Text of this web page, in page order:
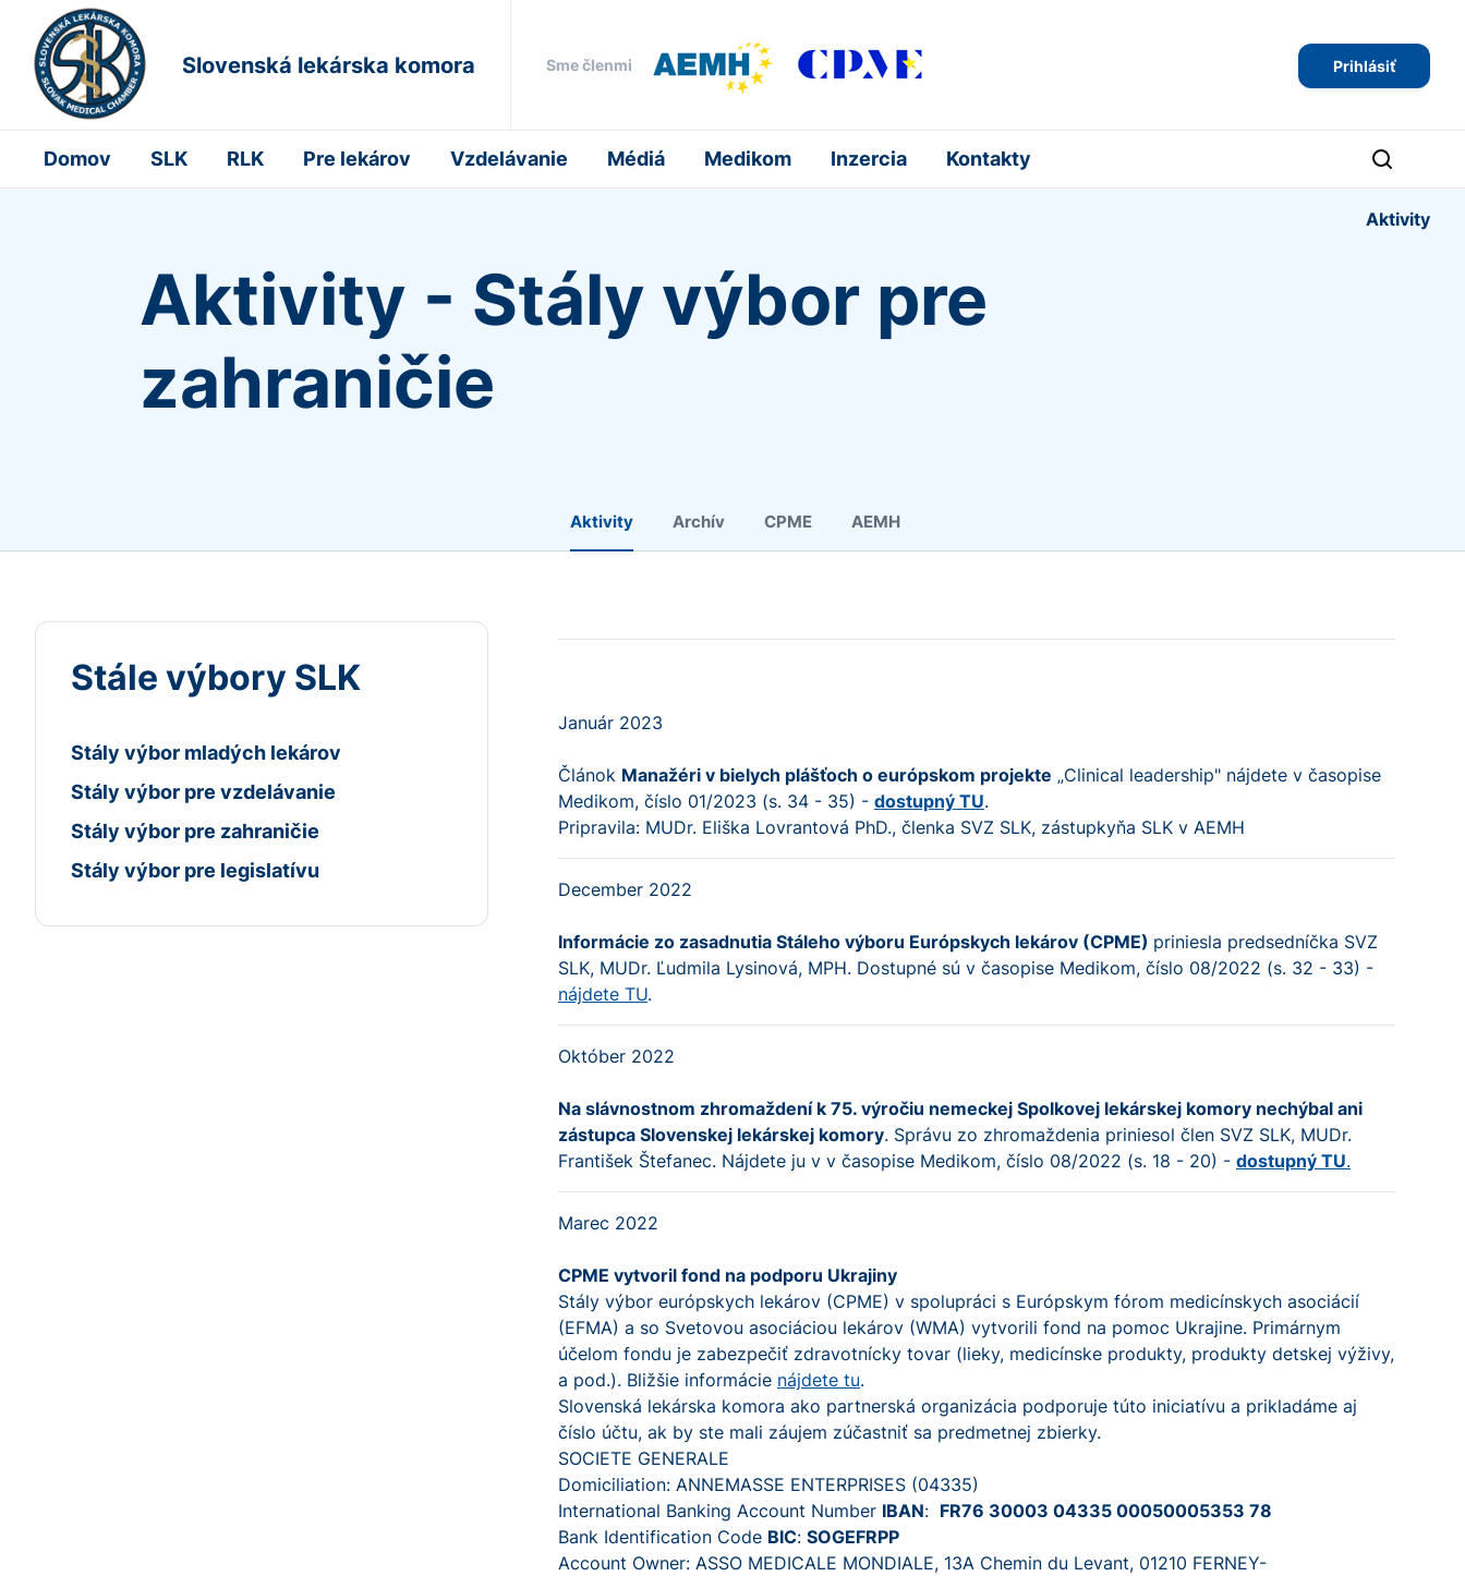
Slovenská lekárska komora Sme členmi Prihlásiť
Domov SLK RLK Pre lekárov Vzdelávanie Médiá Medikom Inzercia Kontakty
Aktivity
Aktivity - Stály výbor pre
zahraničie
Aktivity Archív CPME AEMH
Stále výbory SLK
Stály výbor mladých lekárov
Stály výbor pre vzdelávanie
Stály výbor pre zahraničie
Stály výbor pre legislatívu
Január 2023
Článok Manažéri v bielych plášťoch o európskom projekte „Clinical leadership" nájdete v časopise
Medikom, číslo 01/2023 (s. 34 - 35) - dostupný TU.
Pripravila: MUDr. Eliška Lovrantová PhD., členka SVZ SLK, zástupkyňa SLK v AEMH
December 2022
Informácie zo zasadnutia Stáleho výboru Európskych lekárov (CPME) priniesla predsedníčka SVZ
SLK, MUDr. Ľudmila Lysinová, MPH. Dostupné sú v časopise Medikom, číslo 08/2022 (s. 32 - 33) -
nájdete TU.
Október 2022
Na slávnostnom zhromaždení k 75. výročiu nemeckej Spolkovej lekárskej komory nechýbal ani
zástupca Slovenskej lekárskej komory. Správu zo zhromaždenia priniesol člen SVZ SLK, MUDr.
František Štefanec. Nájdete ju v v časopise Medikom, číslo 08/2022 (s. 18 - 20) - dostupný TU.
Marec 2022
CPME vytvoril fond na podporu Ukrajiny
Stály výbor európskych lekárov (CPME) v spolupráci s Európskym fórom medicínskych asociácií
(EFMA) a so Svetovou asociáciou lekárov (WMA) vytvorili fond na pomoc Ukrajine. Primárnym
účelom fondu je zabezpečiť zdravotnícky tovar (lieky, medicínske produkty, produkty detskej výživy,
a pod.). Bližšie informácie nájdete tu.
Slovenská lekárska komora ako partnerská organizácia podporuje túto iniciatívu a prikladáme aj
číslo účtu, ak by ste mali záujem zúčastniť sa predmetnej zbierky.
SOCIETE GENERALE
Domiciliation: ANNEMASSE ENTERPRISES (04335)
International Banking Account Number IBAN: FR76 30003 04335 00050005353 78
Bank Identification Code BIC: SOGEFRPP
Account Owner: ASSO MEDICALE MONDIALE, 13A Chemin du Levant, 01210 FERNEY-